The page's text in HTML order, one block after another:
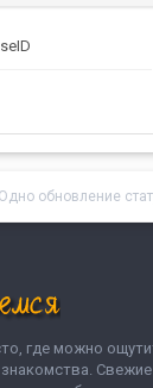
Одно обновление
где можно
Свежие